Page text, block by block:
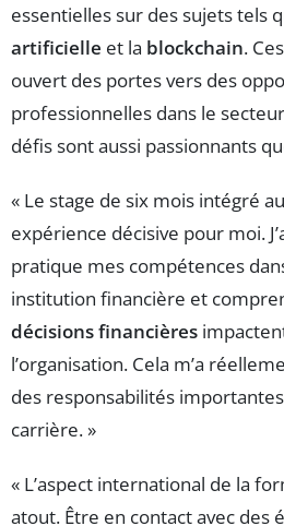
essentielles sur des sujets tels
artificielle et la blockchain.
ouvert des portes vers des
professionnelles dans le
défis sont aussi passionnants
« Le stage de six mois intégré
expérience décisive pour moi.
pratique mes compétences
institution financière et
décisions financières
l’organisation. Cela m’a
des responsabilités
carrière. »
« L’aspect international de la
atout. Être en contact avec des